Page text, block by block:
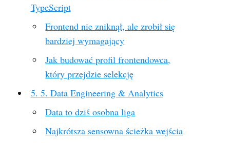
TypeScript
Frontend nie zniknął, ale zrobił się
bardziej wymagający
Jak budować profil frontendowca,
który przejdzie selekcję
5. 5. Data Engineering & Analytics
Data to dziś osobna liga
Najkrótsza sensowna ścieżka wejścia